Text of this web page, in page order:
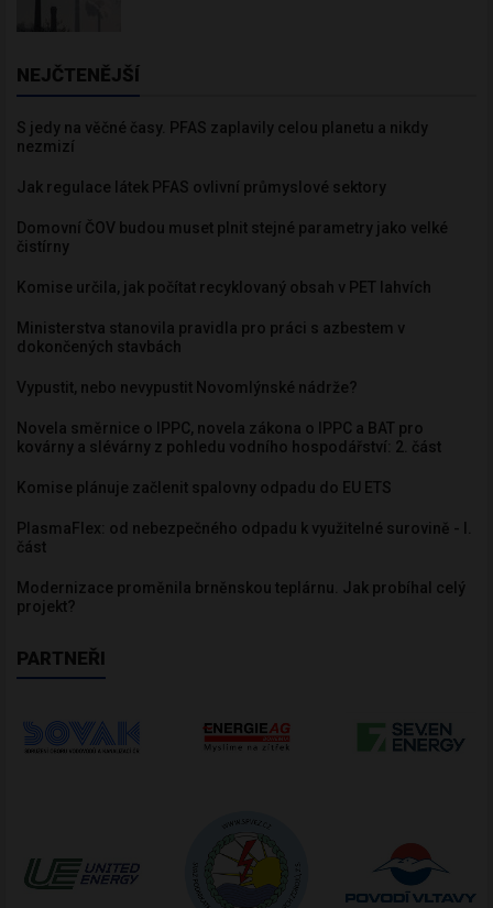
NEJČTENĚJŠÍ
S jedy na věčné časy. PFAS zaplavily celou planetu a nikdy
nezmizí
Jak regulace látek PFAS ovlivní průmyslové sektory
Domovní ČOV budou muset plnit stejné parametry jako velké
čistírny
Komise určila, jak počítat recyklovaný obsah v PET lahvích
Ministerstva stanovila pravidla pro práci s azbestem v
dokončených stavbách
Vypustit, nebo nevypustit Novomlýnské nádrže?
Novela směrnice o IPPC, novela zákona o IPPC a BAT pro
kovárny a slévárny z pohledu vodního hospodářství: 2. část
Komise plánuje začlenit spalovny odpadu do EU ETS
PlasmaFlex: od nebezpečného odpadu k využitelné surovině - I.
část
Modernizace proměnila brněnskou teplárnu. Jak probíhal celý
projekt?
PARTNEŘI